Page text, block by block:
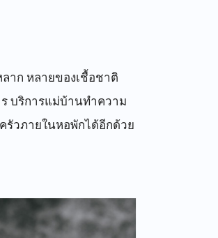
าก หลายของเชื้อชาติ
บริการแม่บ้านทำความ
รัวภายในหอพักได้อีกด้วย